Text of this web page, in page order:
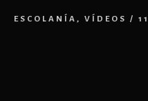
ESCOLANÍA , VÍDEOS /